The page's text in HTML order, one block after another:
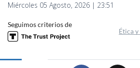
Miércoles 05 Agosto, 2026 | 23:51
Seguimos criterios de
Ética